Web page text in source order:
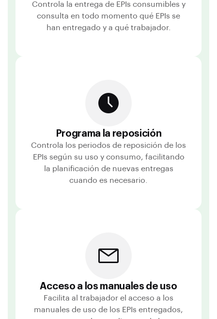
Controla la entrega de EPIs consumibles y
consulta en todo momento qué EPIs se
han entregado y a qué trabajador.
Programa la reposición
Controla los periodos de reposición de los
EPIs según su uso y consumo, facilitando
la planificación de nuevas entregas
cuando es necesario.
Acceso a los manuales de uso
Facilita al trabajador el acceso a los
manuales de uso de los EPIs entregados,